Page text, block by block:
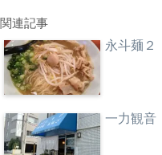
関連記事
永斗麺２
一力観音